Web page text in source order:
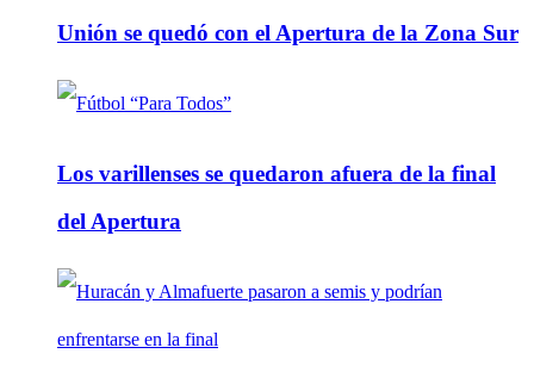
Unión se quedó con el Apertura de la Zona Sur
Los varillenses se quedaron afuera de la final
del Apertura